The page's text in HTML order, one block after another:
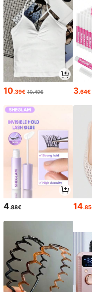
10.39€ 10.49€ 3.64€
4.88€ 14